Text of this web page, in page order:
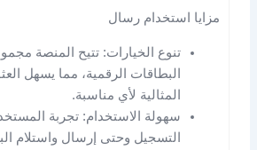
مزايا استخدام رسال
تنوع الخيارات: تتيح المنصة
البطاقات الرقمية، مما يسهل
المثالية لأي مناسبة.
سهولة الاستخدام: تجربة
التسجيل وحتى إرسال واستلام